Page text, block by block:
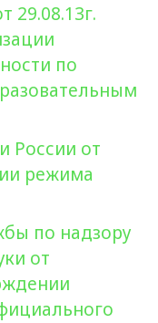
29.08.13г.
по
России от
режима
по надзору
от